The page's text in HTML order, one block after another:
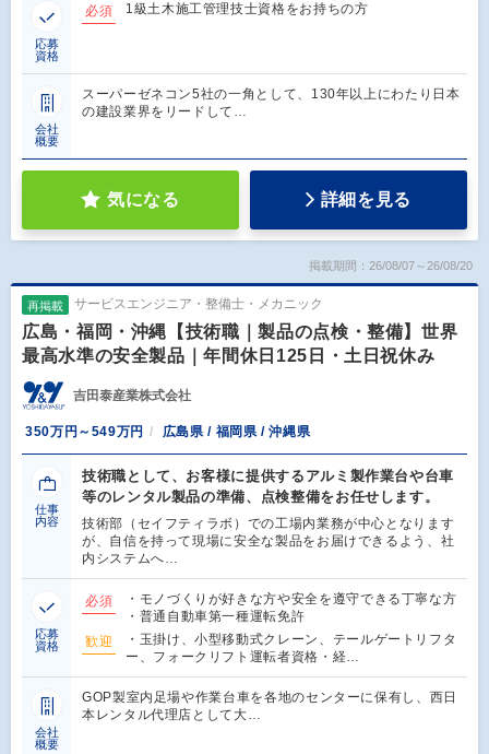
応募
資格
必須 1級土木施工管理技士資格をお持ちの方
会社
概要
スーパーゼネコン5社の一角として、130年以上にわたり日本
の建設業界をリードして…
気になる 詳細を見る
掲載期間：26/08/07～26/08/20
再掲載 サービスエンジニア・整備士・メカニック
広島・福岡・沖縄【技術職｜製品の点検・整備】世界
最高水準の安全製品｜年間休日125日・土日祝休み
吉田泰産業株式会社
350万円～549万円 広島県 / 福岡県 / 沖縄県
仕事
内容
技術職として、お客様に提供するアルミ製作業台や台車
等のレンタル製品の準備、点検整備をお任せします。
技術部（セイフティラボ）での工場内業務が中心となります
が、自信を持って現場に安全な製品をお届けできるよう、社
内システムへ…
応募
資格
必須
・モノづくりが好きな方や安全を遵守できる丁寧な方
・普通自動車第一種運転免許
歓迎
・玉掛け、小型移動式クレーン、テールゲートリフタ
ー、フォークリフト運転者資格・経…
会社
概要
GOP製室内足場や作業台車を各地のセンターに保有し、西日
本レンタル代理店として大…